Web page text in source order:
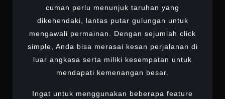
cuman perlu menunjuk taruhan yang
dikehendaki, lantas putar gulungan untuk
mengawali permainan. Dengan sejumlah click
simple, Anda bisa merasai kesan perjalanan di
luar angkasa serta miliki kesempatan untuk
mendapati kemenangan besar.
Ingat untuk menggunakan beberapa feature